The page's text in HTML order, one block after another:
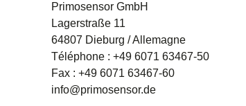
Primosensor GmbH
Lagerstraße 11
64807 Dieburg / Allemagne
Téléphone : +49 6071 63467-50
Fax : +49 6071 63467-60
info@primosensor.de